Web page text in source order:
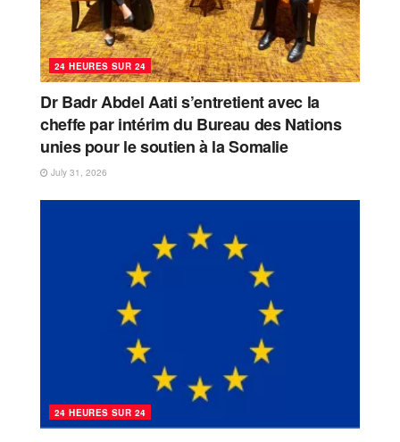
24 HEURES SUR 24
Dr Badr Abdel Aati s’entretient avec la
cheffe par intérim du Bureau des Nations
unies pour le soutien à la Somalie
July 31, 2026
24 HEURES SUR 24